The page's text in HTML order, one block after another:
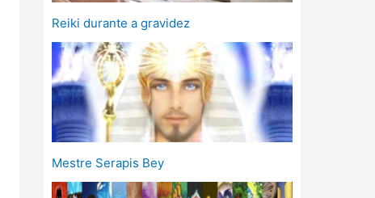
Reiki durante a gravidez
Mestre Serapis Bey